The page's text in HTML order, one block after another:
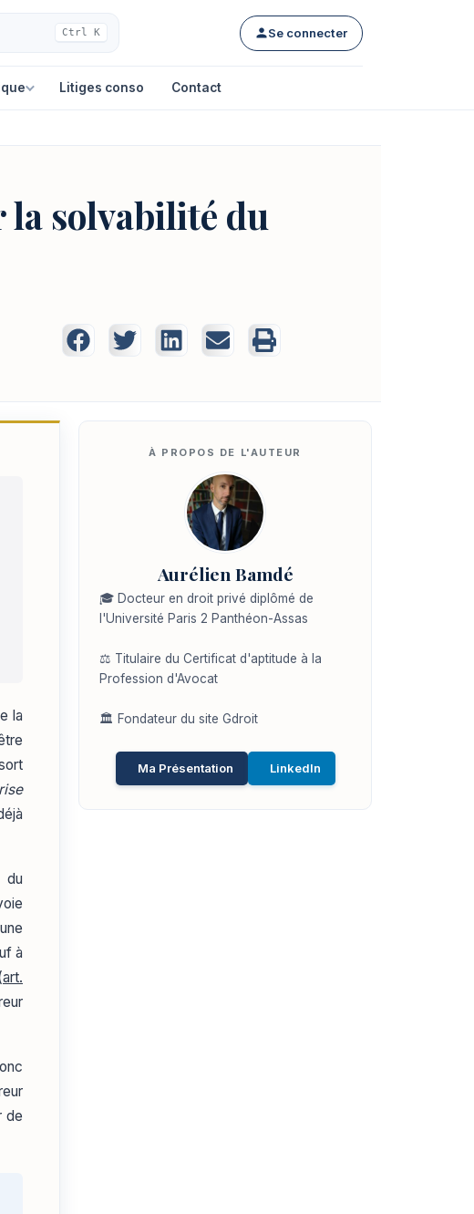
Ctrl K Se connecter
Litiges conso Contact
la solvabilité du
la
du
à
art.
de
Aurélien Bamdé
🎓 Docteur en droit privé diplômé de
l'Université Paris 2 Panthéon-Assas
⚖️ Titulaire du Certificat d'aptitude à la
Profession d'Avocat
🏛️ Fondateur du site Gdroit
Ma Présentation LinkedIn